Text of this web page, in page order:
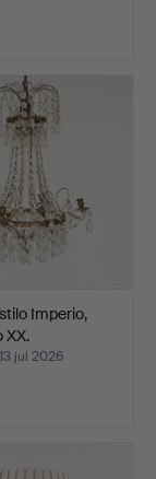
Imperio,
XX.
jul 2026